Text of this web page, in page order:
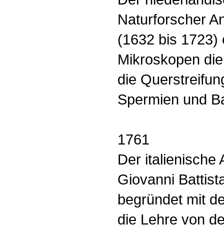
Naturforscher
(1632 bis 1723)
Mikroskopen
die
Spermien und
1761
Der italienische
Giovanni
begründet mit
die Lehre von